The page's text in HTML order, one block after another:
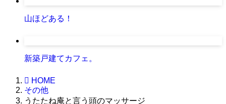
山ほどある！
新築戸建てカフェ。
HOME
その他
うたたね庵と言う頭のマッサージ